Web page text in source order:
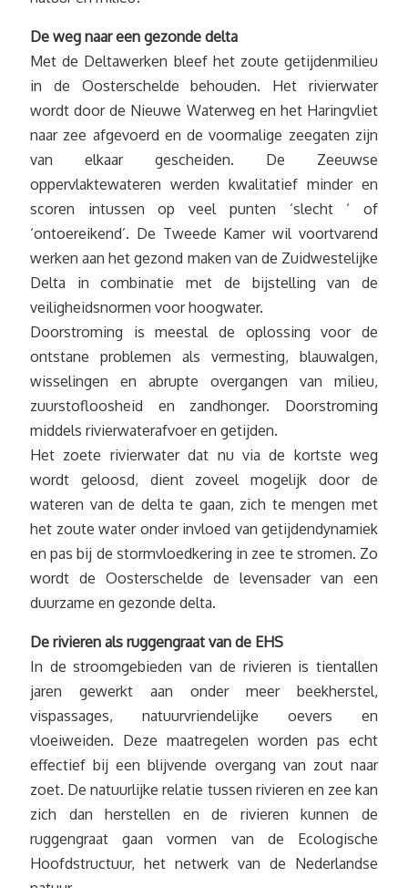
De weg naar een gezonde delta
Met de Deltawerken bleef het zoute getijdenmilieu
in de Oosterschelde behouden. Het rivierwater
wordt door de Nieuwe Waterweg en het Haringvliet
naar zee afgevoerd en de voormalige zeegaten zijn
van elkaar gescheiden. De Zeeuwse
oppervlaktewateren werden kwalitatief minder en
scoren intussen op veel punten ‘slecht ‘ of
‘ontoereikend’. De Tweede Kamer wil voortvarend
werken aan het gezond maken van de Zuidwestelijke
Delta in combinatie met de bijstelling van de
veiligheidsnormen voor hoogwater.
Doorstroming is meestal de oplossing voor de
ontstane problemen als vermesting, blauwalgen,
wisselingen en abrupte overgangen van milieu,
zuurstofloosheid en zandhonger. Doorstroming
middels rivierwaterafvoer en getijden.
Het zoete rivierwater dat nu via de kortste weg
wordt geloosd, dient zoveel mogelijk door de
wateren van de delta te gaan, zich te mengen met
het zoute water onder invloed van getijdendynamiek
en pas bij de stormvloedkering in zee te stromen. Zo
wordt de Oosterschelde de levensader van een
duurzame en gezonde delta.
De rivieren als ruggengraat van de EHS
In de stroomgebieden van de rivieren is tientallen
jaren gewerkt aan onder meer beekherstel,
vispassages, natuurvriendelijke oevers en
vloeiweiden. Deze maatregelen worden pas echt
effectief bij een blijvende overgang van zout naar
zoet. De natuurlijke relatie tussen rivieren en zee kan
zich dan herstellen en de rivieren kunnen de
ruggengraat gaan vormen van de Ecologische
Hoofdstructuur, het netwerk van de Nederlandse